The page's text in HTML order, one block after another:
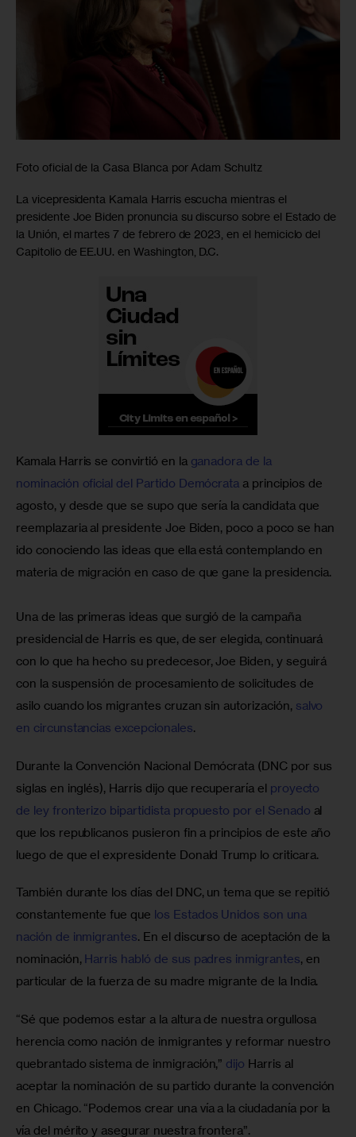
Foto oficial de la Casa Blanca por Adam Schultz
La vicepresidenta Kamala Harris escucha mientras el
presidente Joe Biden pronuncia su discurso sobre el Estado de
la Unión, el martes 7 de febrero de 2023, en el hemiciclo del
Capitolio de EE.UU. en Washington, D.C.
Kamala Harris se convirtió en la ganadora de la
nominación oficial del Partido Demócrata a principios de
agosto, y desde que se supo que sería la candidata que
reemplazaria al presidente Joe Biden, poco a poco se han
ido conociendo las ideas que ella está contemplando en
materia de migración en caso de que gane la presidencia.
Una de las primeras ideas que surgió de la campaña
presidencial de Harris es que, de ser elegida, continuará
con lo que ha hecho su predecesor, Joe Biden, y seguirá
con la suspensión de procesamiento de solicitudes de
asilo cuando los migrantes cruzan sin autorización, salvo
en circunstancias excepcionales.
Durante la Convención Nacional Demócrata (DNC por sus
siglas en inglés), Harris dijo que recuperaría el proyecto
de ley fronterizo bipartidista propuesto por el Senado al
que los republicanos pusieron fin a principios de este año
luego de que el expresidente Donald Trump lo criticara.
También durante los días del DNC, un tema que se repitió
constantemente fue que los Estados Unidos son una
nación de inmigrantes. En el discurso de aceptación de la
nominación, Harris habló de sus padres inmigrantes, en
particular de la fuerza de su madre migrante de la India.
“Sé que podemos estar a la altura de nuestra orgullosa
herencia como nación de inmigrantes y reformar nuestro
quebrantado sistema de inmigración,” dijo Harris al
aceptar la nominación de su partido durante la convención
en Chicago. “Podemos crear una vía a la ciudadanía por la
vía del mérito y asegurar nuestra frontera”.